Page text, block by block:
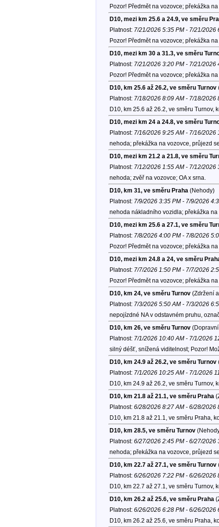
Pozor! Předmět na vozovce; překážka
D10, mezi km 25.6 a 24.9, ve směru
Platnost: 7/21/2026 5:35 PM - 7/21/2026
Pozor! Předmět na vozovce; překážka
D10, mezi km 30 a 31.3, ve směru
Platnost: 7/21/2026 3:20 PM - 7/21/2026
Pozor! Předmět na vozovce; překážka
D10, km 25.6 až 26.2, ve směru Turnov
Platnost: 7/18/2026 8:09 AM - 7/18/2026
D10, km 25.6 až 26.2, ve směru Turnov,
D10, mezi km 24 a 24.8, ve směru
Platnost: 7/16/2026 9:25 AM - 7/16/2026
nehoda; překážka na vozovce, průjezd
D10, mezi km 21.2 a 21.8, ve směru
Platnost: 7/12/2026 1:55 AM - 7/12/2026
nehoda; zvěř na vozovce; OA x srna.
D10, km 31, ve směru Praha (Nehody)
Platnost: 7/9/2026 3:35 PM - 7/9/2026
nehoda nákladního vozidla; překážka
D10, mezi km 25.6 a 27.1, ve směru
Platnost: 7/8/2026 4:00 PM - 7/8/2026
Pozor! Předmět na vozovce; překážka
D10, mezi km 24.8 a 24, ve směru
Platnost: 7/7/2026 1:50 PM - 7/7/2026
Pozor! Předmět na vozovce; překážka
D10, km 24, ve směru Turnov(Zdržení
Platnost: 7/3/2026 5:50 AM - 7/3/2026
nepojízdné NA v odstavném pruhu,
D10, km 26, ve směru Turnov(Dopravní
Platnost: 7/1/2026 10:40 AM - 7/1/2026
silný déšť, snížená viditelnost; Pozor!
D10, km 24.9 až 26.2, ve směru Turnov
Platnost: 7/1/2026 10:25 AM - 7/1/2026
D10, km 24.9 až 26.2, ve směru Turnov,
D10, km 21.8 až 21.1, ve směru Praha
Platnost: 6/28/2026 8:27 AM - 6/28/2026
D10, km 21.8 až 21.1, ve směru Praha,
D10, km 28.5, ve směru Turnov
Platnost: 6/27/2026 2:45 PM - 6/27/2026
nehoda; překážka na vozovce, průjezd
D10, km 22.7 až 27.1, ve směru Turnov
Platnost: 6/26/2026 7:22 PM - 6/26/2026
D10, km 22.7 až 27.1, ve směru Turnov,
D10, km 26.2 až 25.6, ve směru Praha
Platnost: 6/26/2026 6:28 PM - 6/26/2026
D10, km 26.2 až 25.6, ve směru Praha,